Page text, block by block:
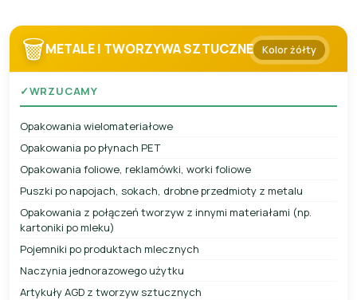
🗑️METALE I TWORZYWA SZTUCZNE Kolor żółty
✓WRZUCAMY
Opakowania wielomateriałowe
Opakowania po płynach PET
Opakowania foliowe, reklamówki, worki foliowe
Puszki po napojach, sokach, drobne przedmioty z metalu
Opakowania z połączeń tworzyw z innymi materiałami (np.
kartoniki po mleku)
Pojemniki po produktach mlecznych
Naczynia jednorazowego użytku
Artykuły AGD z tworzyw sztucznych